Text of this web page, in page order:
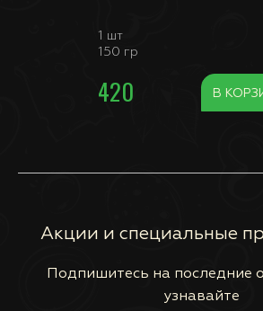
1 шт
150 гр
420 В
Акции и специальные
Подпишитесь на последние
узнавайте